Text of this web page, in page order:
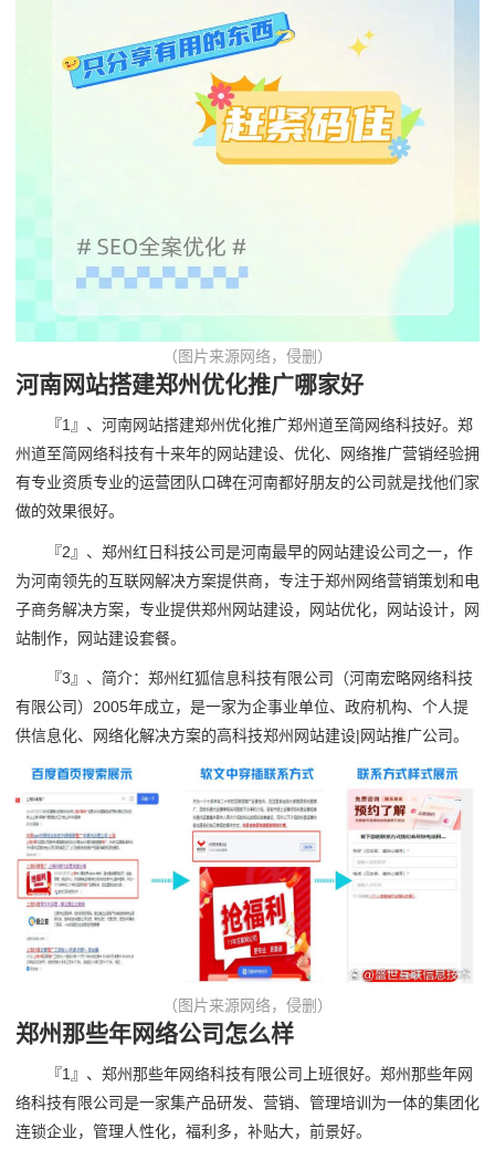
（图片来源网络，侵删）
河南网站搭建郑州优化推广哪家好
『1』、河南网站搭建郑州优化推广郑州道至简网络科技好。郑
州道至简网络科技有十来年的网站建设、优化、网络推广营销经验拥
有专业资质专业的运营团队口碑在河南都好朋友的公司就是找他们家
做的效果很好。
『2』、郑州红日科技公司是河南最早的网站建设公司之一，作
为河南领先的互联网解决方案提供商，专注于郑州网络营销策划和电
子商务解决方案，专业提供郑州网站建设，网站优化，网站设计，网
站制作，网站建设套餐。
『3』、简介：郑州红狐信息科技有限公司（河南宏略网络科技
有限公司）2005年成立，是一家为企事业单位、政府机构、个人提
供信息化、网络化解决方案的高科技郑州网站建设|网站推广公司。
（图片来源网络，侵删）
郑州那些年网络公司怎么样
『1』、郑州那些年网络科技有限公司上班很好。郑州那些年网
络科技有限公司是一家集产品研发、营销、管理培训为一体的集团化
连锁企业，管理人性化，福利多，补贴大，前景好。